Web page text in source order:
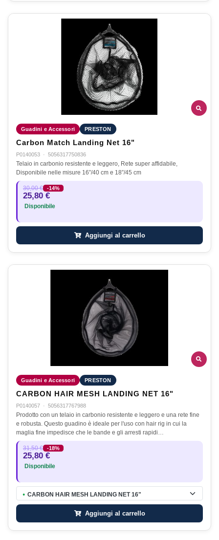
Guadini e Accessori PRESTON
Carbon Match Landing Net 16"
P0140053 · 5056317750836
Telaio in carbonio resistente e leggero, Rete super affidabile,
Disponibile nelle misure 16”/40 cm e 18”/45 cm
30,00 € -14%
25,80 €
Disponibile
Aggiungi al carrello
Guadini e Accessori PRESTON
CARBON HAIR MESH LANDING NET 16"
P0140057 · 5056317767988
Prodotto con un telaio in carbonio resistente e leggero e una rete fine
e robusta. Questo guadino è ideale per l'uso con hair rig in cui la
maglia fine impedisce che le bande e gli arresti rapidi…
31,50 € -18%
25,80 €
Disponibile
● CARBON HAIR MESH LANDING NET 16"
Aggiungi al carrello